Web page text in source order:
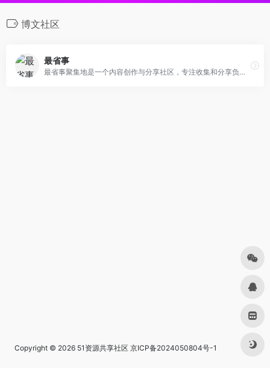
博文社区
最省事
最省事聚集地是一个内容创作与分享社区，专注收集和分享负责任、有智趣、贴近生活的内容。
Copyright © 2026 51资源共享社区 京ICP备2024050804号-1